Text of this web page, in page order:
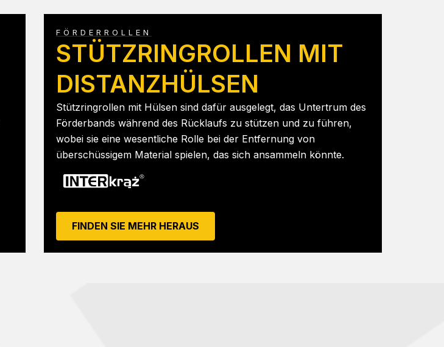
FÖRDERROLLEN
STÜTZRINGROLLEN MIT
DISTANZHÜLSEN
Stützringrollen mit Hülsen sind dafür ausgelegt, das Untertrum des
Förderbands während des Rücklaufs zu stützen und zu führen,
wobei sie eine wesentliche Rolle bei der Entfernung von
überschüssigem Material spielen, das sich ansammeln könnte.
FINDEN SIE MEHR HERAUS